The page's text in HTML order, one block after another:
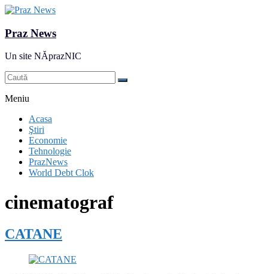
Praz News
Un site NĂprazNIC
Meniu
Acasa
Ştiri
Economie
Tehnologie
PrazNews
World Debt Clok
cinematograf
CATANE